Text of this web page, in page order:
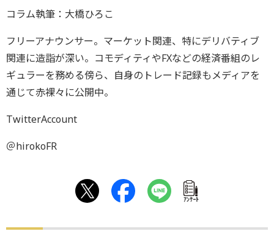
コラム執筆：大橋ひろこ
フリーアナウンサー。マーケット関連、特にデリバティブ
関連に造詣が深い。コモディティやFXなどの経済番組のレ
ギュラーを務める傍ら、自身のトレード記録もメディアを
通じて赤裸々に公開中。
TwitterAccount
＠hirokoFR
ｱﾝｹｰﾄ